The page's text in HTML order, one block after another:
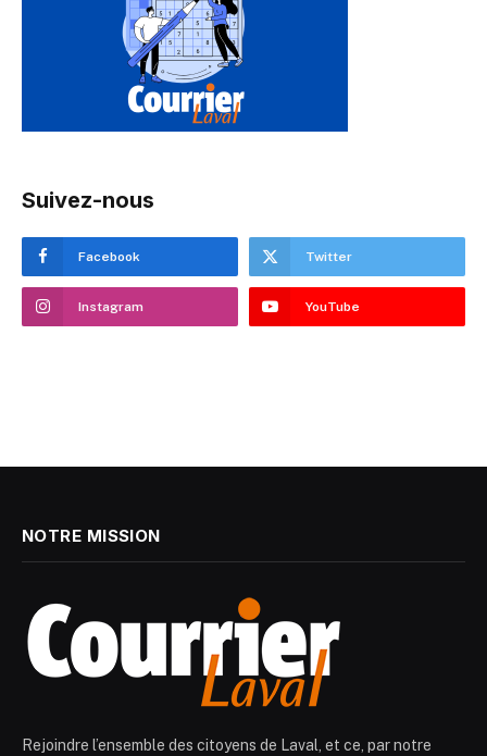
Suivez-nous
Facebook Twitter
Instagram YouTube
NOTRE MISSION
Rejoindre l’ensemble des citoyens de Laval, et ce, par notre